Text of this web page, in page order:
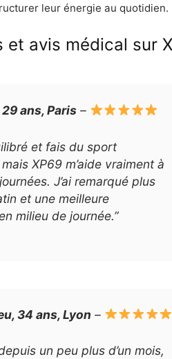
leur énergie au quotidien.
et avis médical sur
ans, Paris –
et fais du sport
XP69 m’aide vraiment à
J’ai remarqué plus
et une meilleure
milieu de journée.”
34 ans, Lyon –
un peu plus d’un mois,